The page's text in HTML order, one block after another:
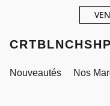
CRTBLNCHSHP
Nouveautés Nos